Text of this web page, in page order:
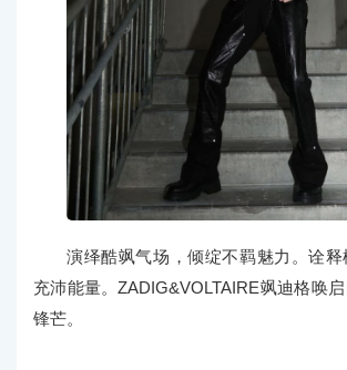
演绎酷飒气场，倾绽不羁魅力。诠
充沛能量。ZADIG&VOLTAIRE飒迪格唤
锋芒。